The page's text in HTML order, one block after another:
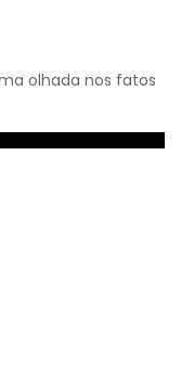
olhada nos fatos